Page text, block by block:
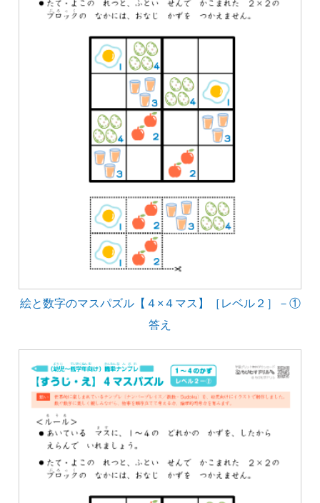
絵と数字のマスパズル【４×４マス】［レベル２］－①
答え